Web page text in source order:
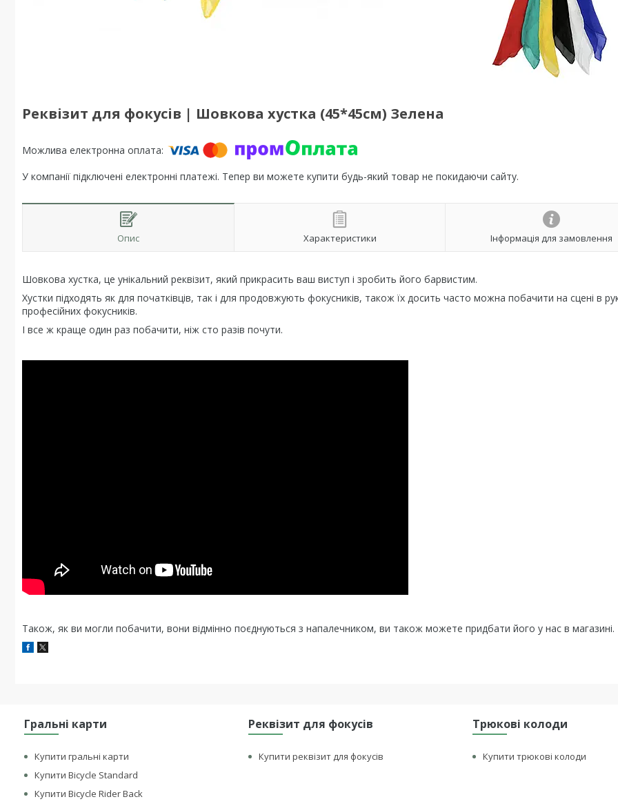
Реквізит для фокусів | Шовкова хустка (45*45см) Зелена
У компанії підключені електронні платежі. Тепер ви можете купити будь-який товар не покидаючи сайту.
Опис Характеристики Інформація для замовлення
Шовкова хустка, це унікальний реквізит, який прикрасить ваш виступ і зробить його барвистим.
Хустки підходять як для початківців, так і для продовжують фокусників, також їх досить часто можна побачити на сцені в
професійних фокусників.
І все ж краще один раз побачити, ніж сто разів почути.
Також, як ви могли побачити, вони відмінно поєднуються з напалечником, ви також можете придбати його у нас в магазині.
Гральні карти
Купити гральні карти
Купити Bicycle Standard
Купити Bicycle Rider Back
Реквізит для фокусів
Купити реквізит для фокусів
Трюкові колоди
Купити трюкові колоди